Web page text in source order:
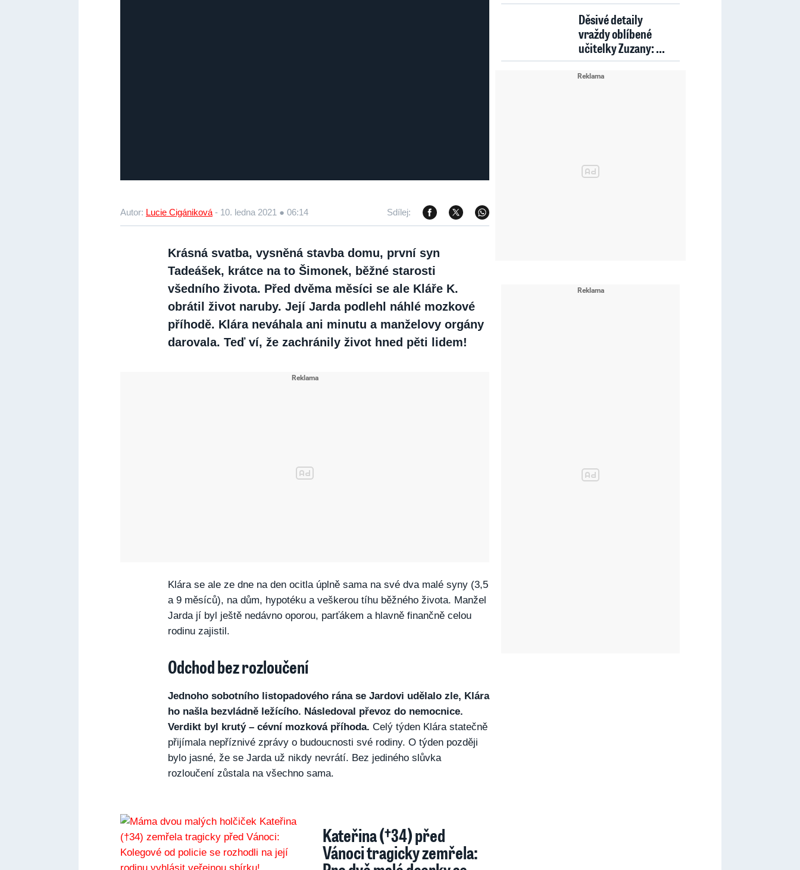
Autor: Lucie Cigániková - 10. ledna 2021 ● 06:14 Sdílej:
Krásná svatba, vysněná stavba domu, první syn
Tadeášek, krátce na to Šimonek, běžné starosti
všedního života. Před dvěma měsíci se ale Kláře K.
obrátil život naruby. Její Jarda podlehl náhlé mozkové
příhodě. Klára neváhala ani minutu a manželovy orgány
darovala. Teď ví, že zachránily život hned pěti lidem!
Klára se ale ze dne na den ocitla úplně sama na své dva malé syny (3,5
a 9 měsíců), na dům, hypotéku a veškerou tíhu běžného života. Manžel
Jarda jí byl ještě nedávno oporou, parťákem a hlavně finančně celou
rodinu zajistil.
Odchod bez rozloučení
Jednoho sobotního listopadového rána se Jardovi udělalo zle, Klára
ho našla bezvládně ležícího. Následoval převoz do nemocnice.
Verdikt byl krutý – cévní mozková příhoda. Celý týden Klára statečně
přijímala nepříznivé zprávy o budoucnosti své rodiny. O týden později
bylo jasné, že se Jarda už nikdy nevrátí. Bez jediného slůvka
rozloučení zůstala na všechno sama.
Kateřina (†34) před
Vánoci tragicky zemřela:
Děsivé detaily
vraždy oblíbené
učitelky Zuzany: ...